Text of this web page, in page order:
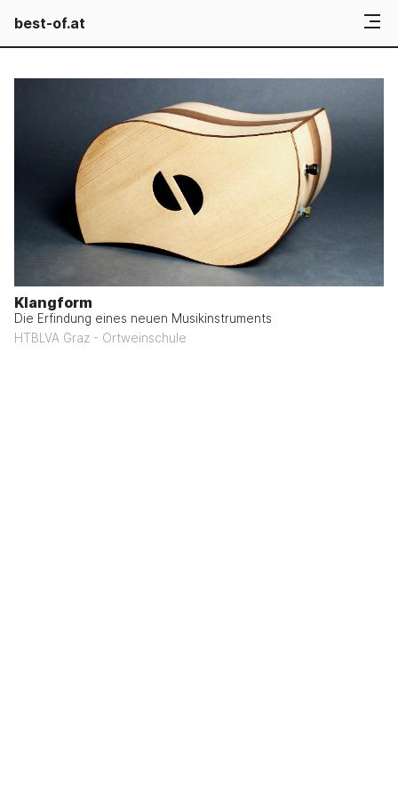
best-of.at
Klangform
Die Erfindung eines neuen Musikinstruments
HTBLVA Graz - Ortweinschule